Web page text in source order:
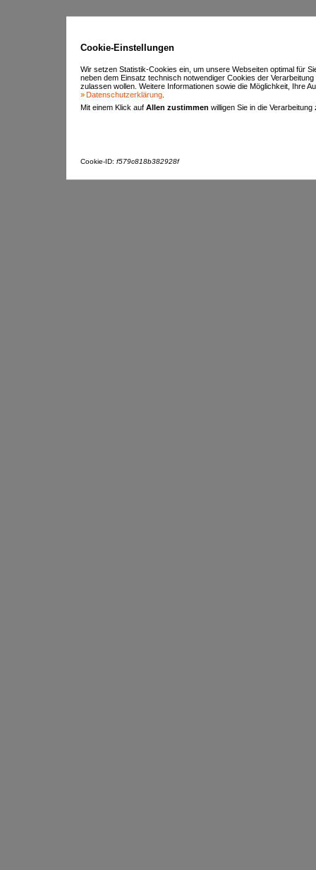
Cookie-Einstellungen
Wir setzen Statistik-Cookies ein, um unsere Webseiten optimal für
neben dem Einsatz technisch notwendiger Cookies der
zulassen wollen. Weitere Informationen sowie die Möglichkeit, Ihre
Datenschutzerklärung
Mit einem Klick auf Allen zustimmen willigen Sie in die
Cookie-ID: f579c818b382928f